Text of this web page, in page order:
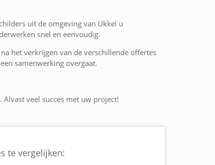
uit de omgeving van Ukkel u
snel en eenvoudig.
het verkrijgen van de verschillende offertes
samenwerking overgaat.
veel succes met uw project!
te vergelijken: